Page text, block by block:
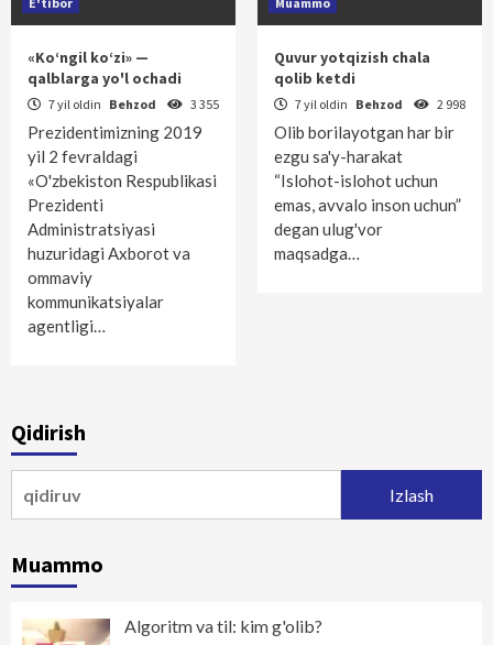
«Ko‘ngil ko‘zi» —
qalblarga yo'l ochadi
7 yil oldin Behzod 3 355
Prezidentimizning 2019
yil 2 fevraldagi
«O'zbekiston Respublikasi
Prezidenti
Administratsiyasi
huzuridagi Axborot va
ommaviy
kommunikatsiyalar
agentligi…
Quvur yotqizish chala
qolib ketdi
7 yil oldin Behzod 2 998
Olib borilayotgan har bir
ezgu sa'y-harakat
“Islohot-islohot uchun
emas, avvalo inson uchun”
degan ulug'vor
maqsadga…
Qidirish
Muammo
Algoritm va til: kim g'olib?